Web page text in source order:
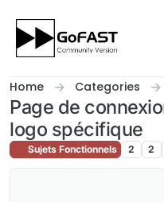
Home Categories
Page de
logo spécifique
Sujets Fonctionnels 2 2